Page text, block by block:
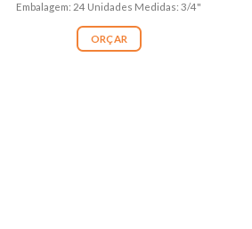
Embalagem: 24 Unidades Medidas: 3/4"
ORÇAR